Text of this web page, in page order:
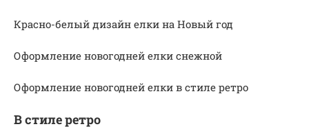
Красно-белый дизайн елки на Новый год
Оформление новогодней елки снежной
Оформление новогодней елки в стиле ретро
В стиле ретро